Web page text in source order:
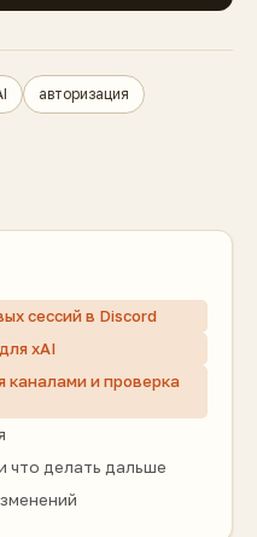
авторизация
сессий в Discord
xAI
каналами и проверка
что делать дальше